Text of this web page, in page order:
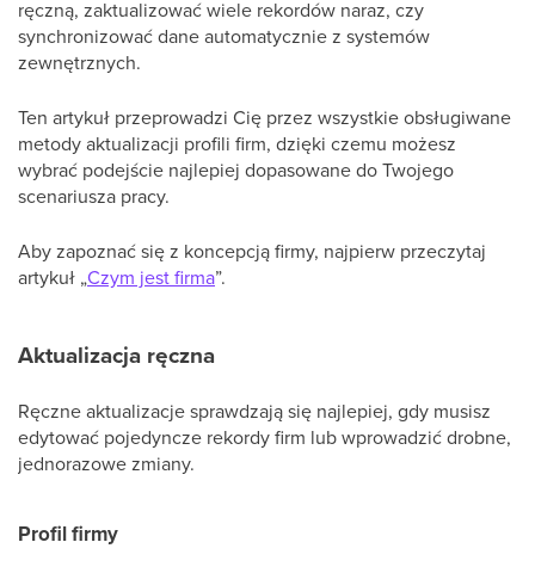
ręczną, zaktualizować wiele rekordów naraz, czy
synchronizować dane automatycznie z systemów
zewnętrznych.
Ten artykuł przeprowadzi Cię przez wszystkie obsługiwane
metody aktualizacji profili firm, dzięki czemu możesz
wybrać podejście najlepiej dopasowane do Twojego
scenariusza pracy.
Aby zapoznać się z koncepcją firmy, najpierw przeczytaj
artykuł „Czym jest firma”.
Aktualizacja ręczna
Ręczne aktualizacje sprawdzają się najlepiej, gdy musisz
edytować pojedyncze rekordy firm lub wprowadzić drobne,
jednorazowe zmiany.
Profil firmy